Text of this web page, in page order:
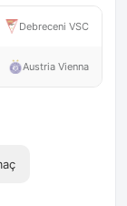
Debreceni VSC
Austria Vienna